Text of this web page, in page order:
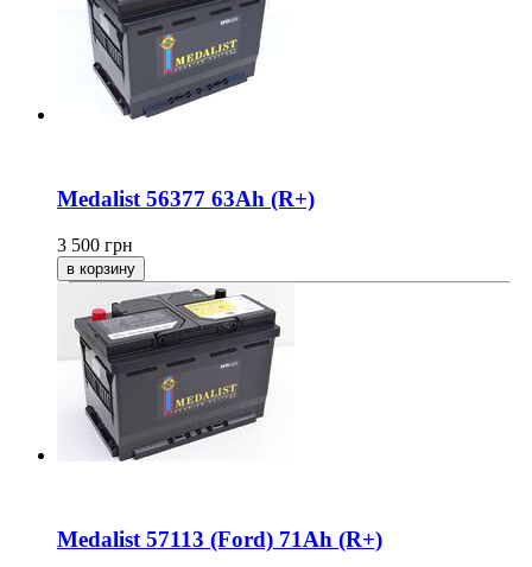
Medalist 56377 63Ah (R+)
3 500 грн
Medalist 57113 (Ford) 71Ah (R+)